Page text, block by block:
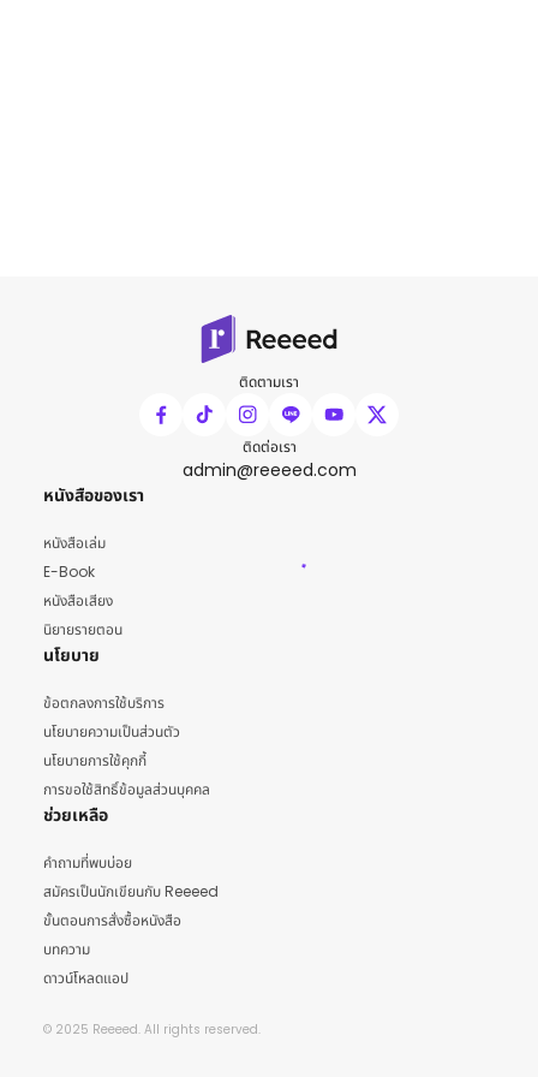
ติดตามเรา
ติดต่อเรา
admin@reeeed.com
หนังสือของเรา
หนังสือเล่ม
E-Book
หนังสือเสียง
นิยายรายตอน
นโยบาย
ข้อตกลงการใช้บริการ
นโยบายความเป็นส่วนตัว
นโยบายการใช้คุกกี้
การขอใช้สิทธิ์ข้อมูลส่วนบุคคล
ช่วยเหลือ
คำถามที่พบบ่อย
สมัครเป็นนักเขียนกับ Reeeed
ขั้นตอนการสั่งซื้อหนังสือ
บทความ
ดาวน์โหลดแอป
© 2025 Reeeed. All rights reserved.